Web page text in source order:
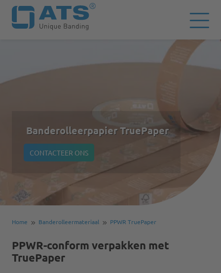
Banderolleerpapier TruePaper
CONTACTEER ONS
Home Banderolleermateriaal PPWR TruePaper
PPWR-conform verpakken met
TruePaper